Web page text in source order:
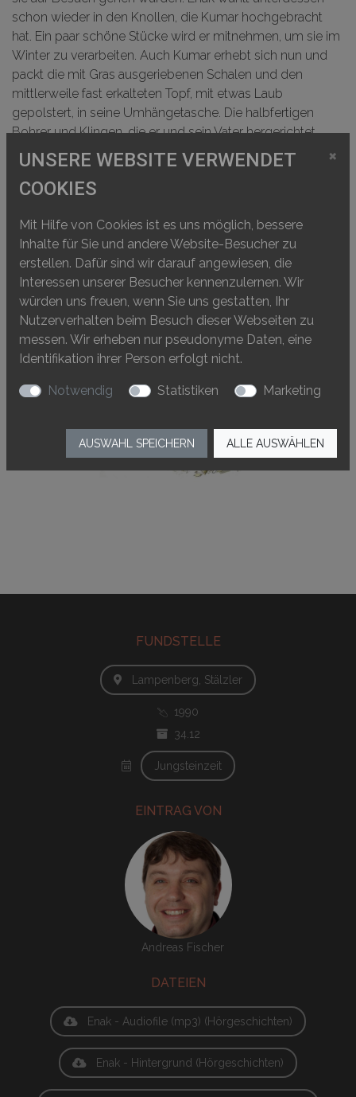
schon wieder in den Knollen, die Kumar hochgebracht
hat. Ein paar schöne Stücke wird er mitnehmen, um sie im
Winter zu verarbeiten. Auch Kumar erhebt sich nun und
packt die mit Gras ausgeriebenen Schalen und den
mittlerweile fast erkalteten Topf, mit etwas Laub
gepolstert, in seine Umhängetasche. Die halbfertigen
Bohrer und Klingen, die er und sein Vater hergerichtet
hatten, legt er in den kleineren Beutel. Enak hat in der
Zwischenzeit die grossen >Beileund die besten
Rohknollen eingepackt, und ohne viele Worte zu verlieren,
FUNDSTELLE
Lampenberg, Stälzler
1990
34.12
Jungsteinzeit
EINTRAG VON
Andreas Fischer
DATEIEN
Enak - Audiofile (mp3) (Hörgeschichten)
Enak - Hintergrund (Hörgeschichten)
UNSERE WEBSITE VERWENDET
COOKIES
×
Mit Hilfe von Cookies ist es uns möglich, bessere
Inhalte für Sie und andere Website-Besucher zu
erstellen. Dafür sind wir darauf angewiesen, die
Interessen unserer Besucher kennenzulernen. Wir
würden uns freuen, wenn Sie uns gestatten, Ihr
Nutzerverhalten beim Besuch dieser Webseiten zu
messen. Wir erheben nur pseudonyme Daten, eine
Identifikation ihrer Person erfolgt nicht.
Notwendig Statistiken Marketing
AUSWAHL SPEICHERN ALLE AUSWÄHLEN